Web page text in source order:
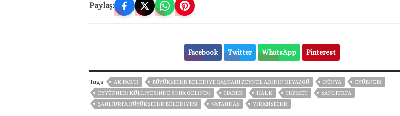
Paylaş:
Facebook Twitter WhatsApp Pinterest
Tags AK PARTİ BÜYÜKŞEHIR BELEDIYE BAŞKANI ZEYNEL ABIDIN BEYAZGÜ DÜNYA
EYÜBNEBİ
EYYÜPNEBİ KÜLLİYESİNDE SONA GELİNDİ
HABER HALK HİZMET
ŞANLIURFA
ŞANLIURFA BÜYÜKŞEHIR BELEDIYESI
VATANDAŞ VIRANŞEHIR